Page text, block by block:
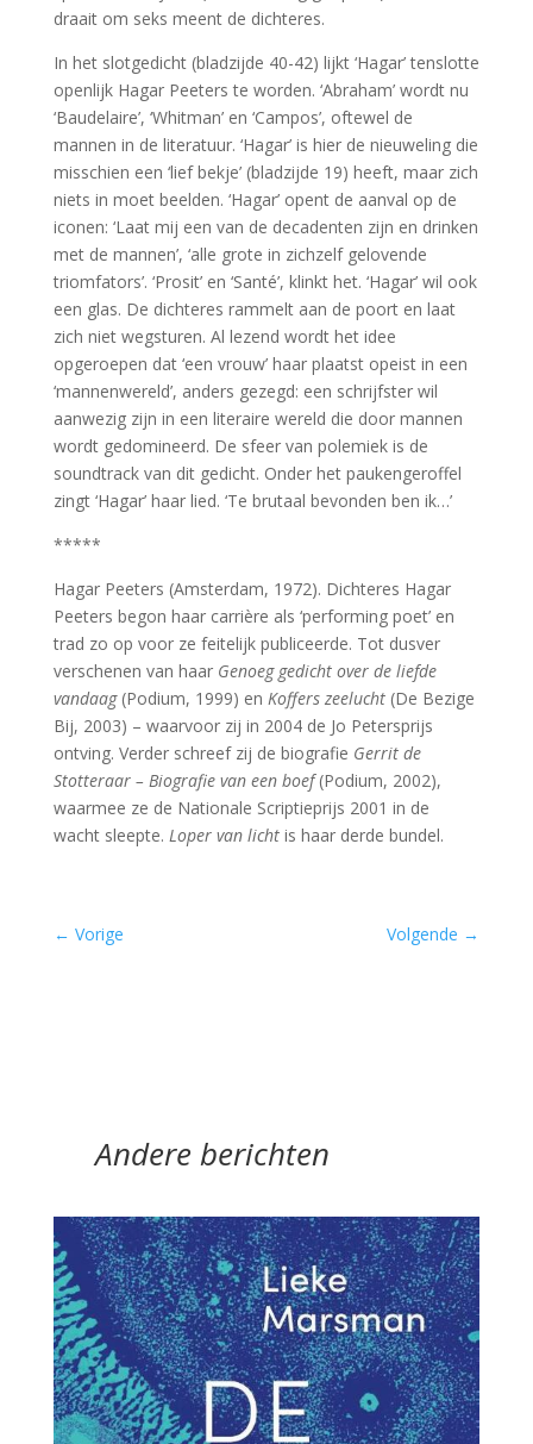
draait om seks meent de dichteres.
In het slotgedicht (bladzijde 40-42) lijkt ‘Hagar’ tenslotte
openlijk Hagar Peeters te worden. ‘Abraham’ wordt nu
‘Baudelaire’, ‘Whitman’ en ‘Campos’, oftewel de
mannen in de literatuur. ‘Hagar’ is hier de nieuweling die
misschien een ‘lief bekje’ (bladzijde 19) heeft, maar zich
niets in moet beelden. ‘Hagar’ opent de aanval op de
iconen: ‘Laat mij een van de decadenten zijn en drinken
met de mannen’, ‘alle grote in zichzelf gelovende
triomfators’. ‘Prosit’ en ‘Santé’, klinkt het. ‘Hagar’ wil ook
een glas. De dichteres rammelt aan de poort en laat
zich niet wegsturen. Al lezend wordt het idee
opgeroepen dat ‘een vrouw’ haar plaatst opeist in een
‘mannenwereld’, anders gezegd: een schrijfster wil
aanwezig zijn in een literaire wereld die door mannen
wordt gedomineerd. De sfeer van polemiek is de
soundtrack van dit gedicht. Onder het paukengeroffel
zingt ‘Hagar’ haar lied. ‘Te brutaal bevonden ben ik…’
*****
Hagar Peeters (Amsterdam, 1972). Dichteres Hagar
Peeters begon haar carrière als ‘performing poet’ en
trad zo op voor ze feitelijk publiceerde. Tot dusver
verschenen van haar Genoeg gedicht over de liefde
vandaag(Podium, 1999) en Koffers zeelucht(De Bezige
Bij, 2003) – waarvoor zij in 2004 de Jo Petersprijs
ontving. Verder schreef zij de biografie Gerrit de
Stotteraar – Biografie van een boef(Podium, 2002),
waarmee ze de Nationale Scriptieprijs 2001 in de
wacht sleepte. Loper van lichtis haar derde bundel.
← Vorige Volgende →
Andere berichten